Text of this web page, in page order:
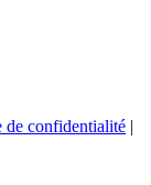
de confidentialité |